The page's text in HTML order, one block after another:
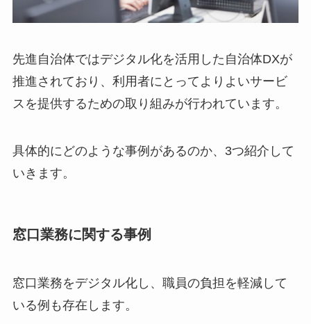
先進自治体ではデジタル化を活用した自治体DXが
推進されており、利用者にとってよりよいサービ
スを提供するための取り組みが行われています。
具体的にどのような事例があるのか、3つ紹介して
いきます。
窓口業務に関する事例
窓口業務をデジタル化し、職員の負担を軽減して
いる例も存在します。